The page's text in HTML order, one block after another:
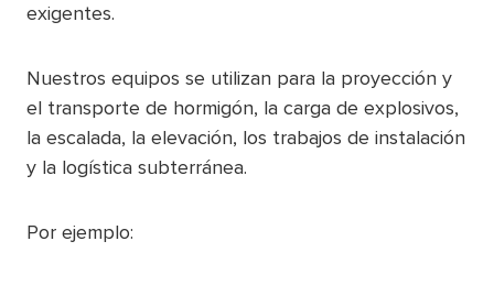
exigentes.
Nuestros equipos se utilizan para la proyección y
el transporte de hormigón, la carga de explosivos,
la escalada, la elevación, los trabajos de instalación
y la logística subterránea.
Por ejemplo: